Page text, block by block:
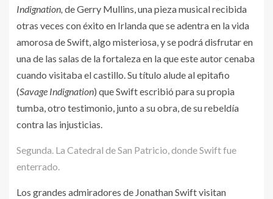
Indignation, de Gerry Mullins, una pieza musical recibida
otras veces con éxito en Irlanda que se adentra en la vida
amorosa de Swift, algo misteriosa, y se podrá disfrutar en
una de las salas de la fortaleza en la que este autor cenaba
cuando visitaba el castillo. Su título alude al epitafio
(Savage Indignation) que Swift escribió para su propia
tumba, otro testimonio, junto a su obra, de su rebeldía
contra las injusticias.
Segunda. La Catedral de San Patricio, donde Swift fue
enterrado.
Los grandes admiradores de Jonathan Swift visitan